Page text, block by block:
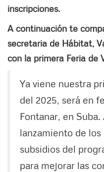
inscripciones.
A continuación te
secretaria de Hábitat,
con la primera Feria de
Ya viene nuestra
del 2025, será en
Fontanar, en
lanzamiento de los
subsidios del
para mejorar las